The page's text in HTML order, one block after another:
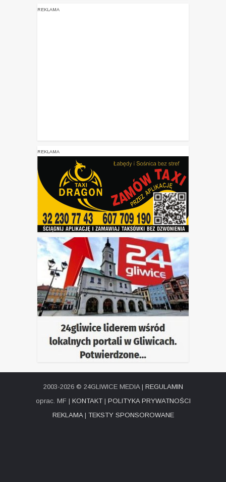
REKLAMA
REKLAMA
2003-2026 © 24GLIWICE MEDIA | REGULAMIN
oprac. MF | KONTAKT| POLITYKA PRYWATNOŚCI
REKLAMA| TEKSTY SPONSOROWANE